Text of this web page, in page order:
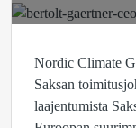
Nordic Climate
Saksan
laajentumista